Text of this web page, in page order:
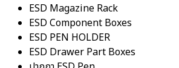
ESD Magazine Rack
ESD Component Boxes
ESD PEN HOLDER
ESD Drawer Part Boxes